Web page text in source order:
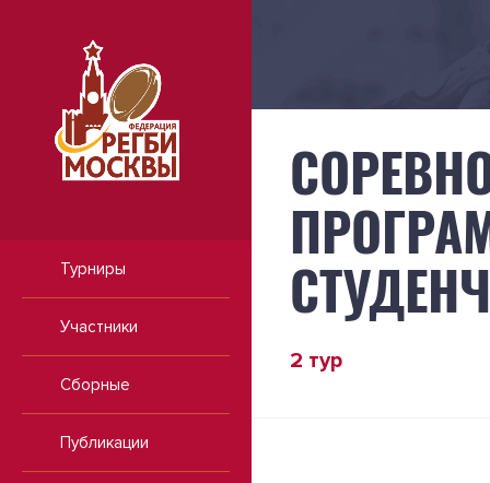
Турниры
Участники
Сборные
Публикации
2 тур